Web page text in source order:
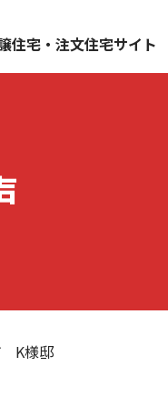
住宅・注文住宅サイト
K様邸